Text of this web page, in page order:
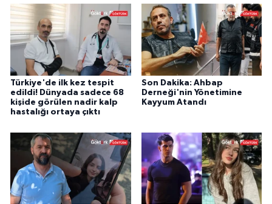
Türkiye'de ilk kez tespit
edildi! Dünyada sadece 68
kişide görülen nadir kalp
hastalığı ortaya çıktı
Son Dakika: Ahbap
Derneği'nin Yönetimine
Kayyum Atandı